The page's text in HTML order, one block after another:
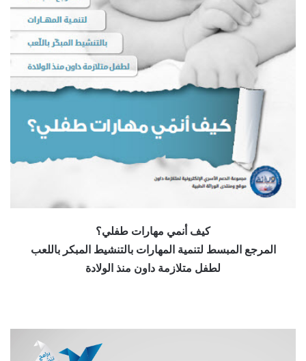
كيف أنمي مهارات طفلي؟
المرجع المبسط لتنمية المهارات بالتنشيط المبكر باللعب
لطفل متلازمة داون منذ الولادة